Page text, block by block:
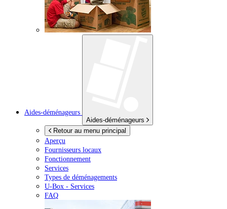
Aides-déménageurs
Aides-déménageurs
Retour au menu principal
Aperçu
Fournisseurs locaux
Fonctionnement
Services
Types de déménagements
U-Box - Services
FAQ